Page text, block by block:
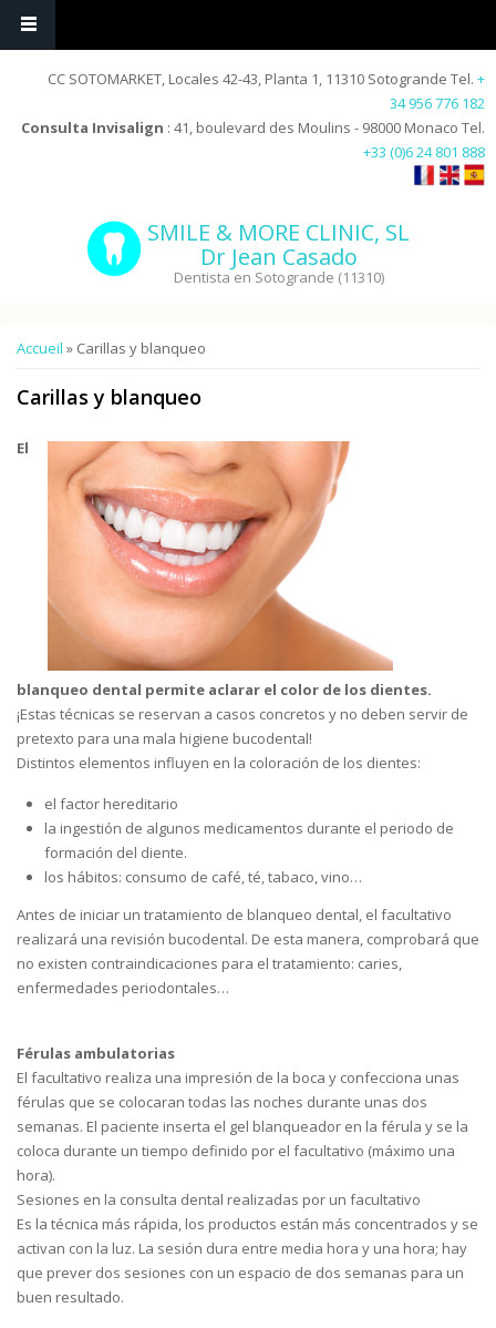
CC SOTOMARKET, Locales 42-43, Planta 1, 11310 Sotogrande Tel. +
34 956 776 182
Consulta Invisalign : 41, boulevard des Moulins - 98000 Monaco Tel.
+33 (0)6 24 801 888
SMILE & MORE CLINIC, SL
Dr Jean Casado
Dentista en Sotogrande (11310)
Vous êtes ici
Accueil » Carillas y blanqueo
Carillas y blanqueo
El
blanqueo dental permite aclarar el color de los dientes.
¡Estas técnicas se reservan a casos concretos y no deben servir de
pretexto para una mala higiene bucodental!
Distintos elementos influyen en la coloración de los dientes:
el factor hereditario
la ingestión de algunos medicamentos durante el periodo de
formación del diente.
los hábitos: consumo de café, té, tabaco, vino…
Antes de iniciar un tratamiento de blanqueo dental, el facultativo
realizará una revisión bucodental. De esta manera, comprobará que
no existen contraindicaciones para el tratamiento: caries,
enfermedades periodontales…
Férulas ambulatorias
El facultativo realiza una impresión de la boca y confecciona unas
férulas que se colocaran todas las noches durante unas dos
semanas. El paciente inserta el gel blanqueador en la férula y se la
coloca durante un tiempo definido por el facultativo (máximo una
hora).
Sesiones en la consulta dental realizadas por un facultativo
Es la técnica más rápida, los productos están más concentrados y se
activan con la luz. La sesión dura entre media hora y una hora; hay
que prever dos sesiones con un espacio de dos semanas para un
buen resultado.